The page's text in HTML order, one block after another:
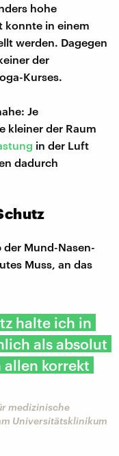
hohe
konnte in einem
werden. Dagegen
der
Kurses.
Je
kleiner der Raum
in der Luft
dadurch
der Mund-Nasen-
Muss, an das
halte ich in
als absolut
allen korrekt
medizinische
Universitätsklinikum